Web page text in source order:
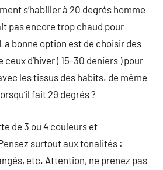
s’habiller à 20 degrés homme
pas encore trop chaud pour
bonne option est de choisir des
d’hiver ( 15-30 deniers ) pour
les tissus des habits. de même
fait 29 degrés ?
de 3 ou 4 couleurs et
surtout aux tonalités :
etc. Attention, ne prenez pas